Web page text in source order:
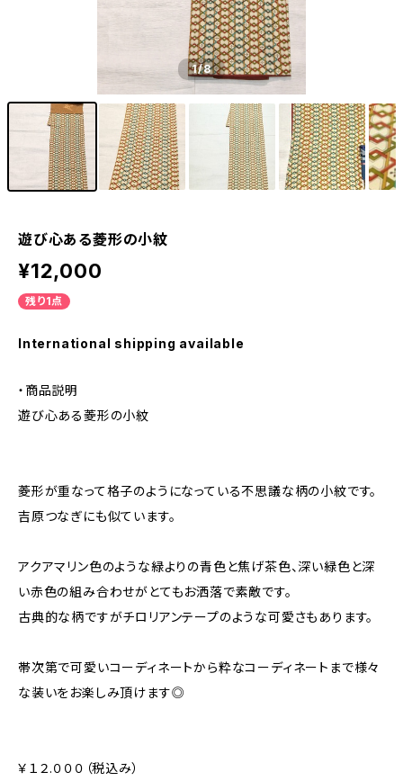
1/8
遊び心ある菱形の小紋
¥12,000
残り1点
International shipping available
・商品説明
遊び心ある菱形の小紋
菱形が重なって格子のようになっている不思議な柄の小紋です。
吉原つなぎにも似ています。
アクアマリン色のような緑よりの青色と焦げ茶色、深い緑色と深
い赤色の組み合わせがとてもお洒落で素敵です。
古典的な柄ですがチロリアンテープのような可愛さもあります。
帯次第で可愛いコーディネートから粋なコーディネートまで様々
な装いをお楽しみ頂けます◎
￥１２.０００（税込み）